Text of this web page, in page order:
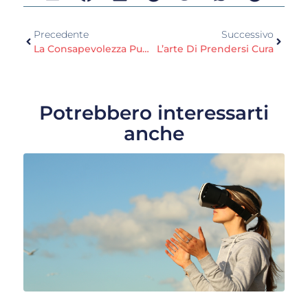
Precedente
La Consapevolezza Può Aiutarci?
Successivo
L’arte Di Prendersi Cura
Potrebbero interessarti
anche